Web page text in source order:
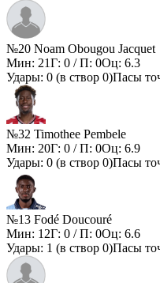
№20 Noam Obougou Jacquet
Мин: 21Г: 0 / П: 0Оц: 6.3
Удары: 0 (в створ 0)Пасы
№32 Timothee Pembele
Мин: 20Г: 0 / П: 0Оц: 6.9
Удары: 0 (в створ 0)Пасы
№13 Fodé Doucouré
Мин: 12Г: 0 / П: 0Оц: 6.6
Удары: 1 (в створ 0)Пасы